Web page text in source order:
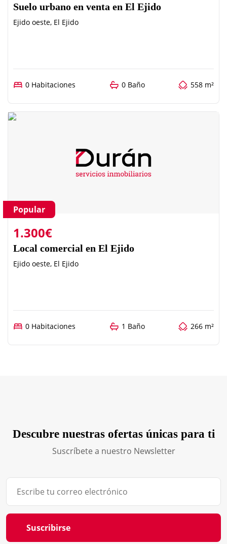
Suelo urbano en venta en El Ejido
Ejido oeste, El Ejido
0 Habitaciones 0 Baño 558 m²
Popular
1.300€
Local comercial en El Ejido
Ejido oeste, El Ejido
0 Habitaciones 1 Baño 266 m²
Descubre nuestras ofertas únicas para ti
Suscríbete a nuestro Newsletter
Suscribirse